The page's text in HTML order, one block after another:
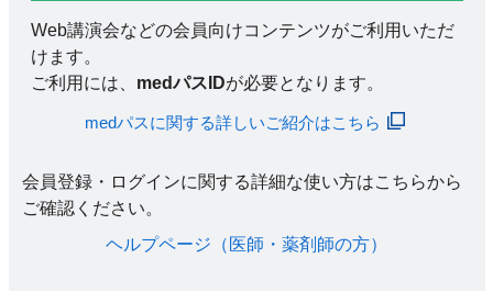
Web講演会などの会員向けコンテンツがご利用いただ
けます。
ご利用には、 medパスIDが必要となります。
medパスに関する詳しいご紹介はこちら
会員登録・ログインに関する詳細な使い方はこちらから
ご確認ください。​
ヘルプページ（医師・薬剤師の方）​